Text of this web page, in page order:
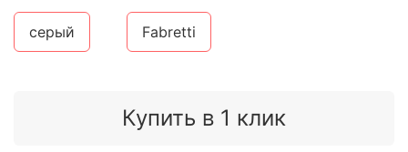
Купить в 1 клик
серый Fabretti